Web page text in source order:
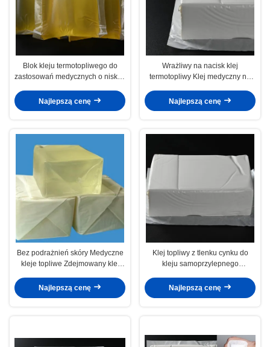
Blok kleju termotopliwego do
zastosowań medycznych o niskiej
Najlepszą cenę
Wrażliwy na nacisk klej
termotopliwy Klej medyczny na
Najlepszą cenę
Bez podrażnień skóry Medyczne
kleje topliwe Zdejmowany klej
Najlepszą cenę
Klej topliwy z tlenku cynku do
kleju samoprzylepnego
Najlepszą cenę